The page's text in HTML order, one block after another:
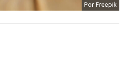
Por Freepik